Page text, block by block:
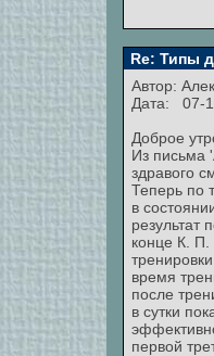
Re: Типы
Автор:
Дата: 07-
Доброе
Из письма
здравого
Теперь по
в
результат
конце К.
время
после
в сутки
первой